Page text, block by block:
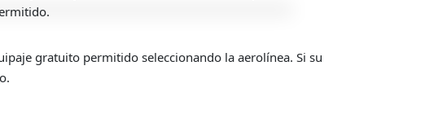
gratuito permitido seleccionando la aerolínea. Si su